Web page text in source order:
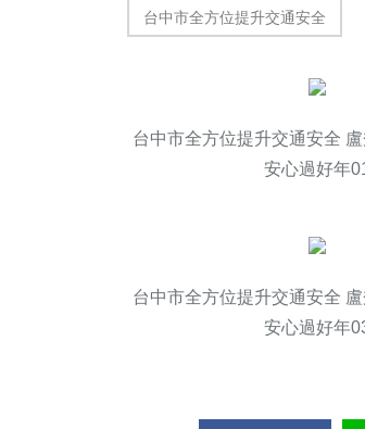
台中市全方位提升交通安全
台中市全方位提升交通安全
安心過好年
台中市全方位提升交通安全
安心過好年